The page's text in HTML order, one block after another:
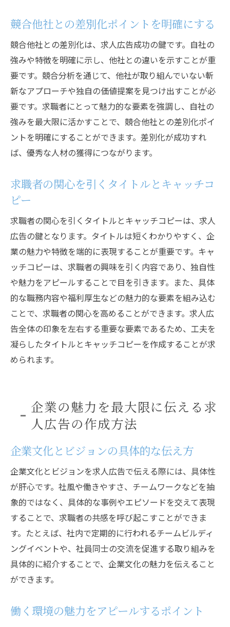
求人広告の魅力を高めるための具体的な戦略
A/Bテストを活用した広告の最適化
パーソナライズド広告の実践法
広告文のトーンとスタイルの選択
地域特化型広告の効果的なアプローチ
求職者の心理をつかむためのコピーライテ
ィング
ビジュアルコンテンツの重要性とその活用
果
効果を測るためのKPI設定と評価方法
求人広告のSEO対策とその効果
ユーザー体験（UX）を重視した広告設計
広告コピーの定期的な見直しと更新
求職者の注目を集める求人広告の最新トレンド
最新のデジタルマーケティング手法
AIと機械学習を活用した広告戦略
SNSプラットフォームを活用した求人広告
動画コンテンツの重要性と制作ポイント
リモートワーク時代に対応した求人広告
競合他社との差別化ポイントを明確にする
競合他社との差別化は、求人広告成功の鍵です。自社の
強みや特徴を明確に示し、他社との違いを示すことが重
要です。競合分析を通じて、他社が取り組んでいない斬
新なアプローチや独自の価値提案を見つけ出すことが必
要です。求職者にとって魅力的な要素を強調し、自社の
強みを最大限に活かすことで、競合他社との差別化ポイ
ントを明確にすることができます。差別化が成功すれ
ば、優秀な人材の獲得につながります。
求職者の関心を引くタイトルとキャッチコ
ピー
求職者の関心を引くタイトルとキャッチコピーは、求人
広告の鍵となります。タイトルは短くわかりやすく、企
業の魅力や特徴を端的に表現することが重要です。キャ
ッチコピーは、求職者の興味を引く内容であり、独自性
や魅力をアピールすることで目を引きます。また、具体
的な職務内容や福利厚生などの魅力的な要素を組み込む
ことで、求職者の関心を高めることができます。求人広
告全体の印象を左右する重要な要素であるため、工夫を
凝らしたタイトルとキャッチコピーを作成することが求
められます。
企業の魅力を最大限に伝える求
人広告の作成方法
企業文化とビジョンの具体的な伝え方
企業文化とビジョンを求人広告で伝える際には、具体性
が肝心です。社風や働きやすさ、チームワークなどを抽
象的ではなく、具体的な事例やエピソードを交えて表現
することで、求職者の共感を呼び起こすことができま
す。たとえば、社内で定期的に行われるチームビルディ
ングイベントや、社員同士の交流を促進する取り組みを
具体的に紹介することで、企業文化の魅力を伝えること
ができます。
働く環境の魅力をアピールするポイント